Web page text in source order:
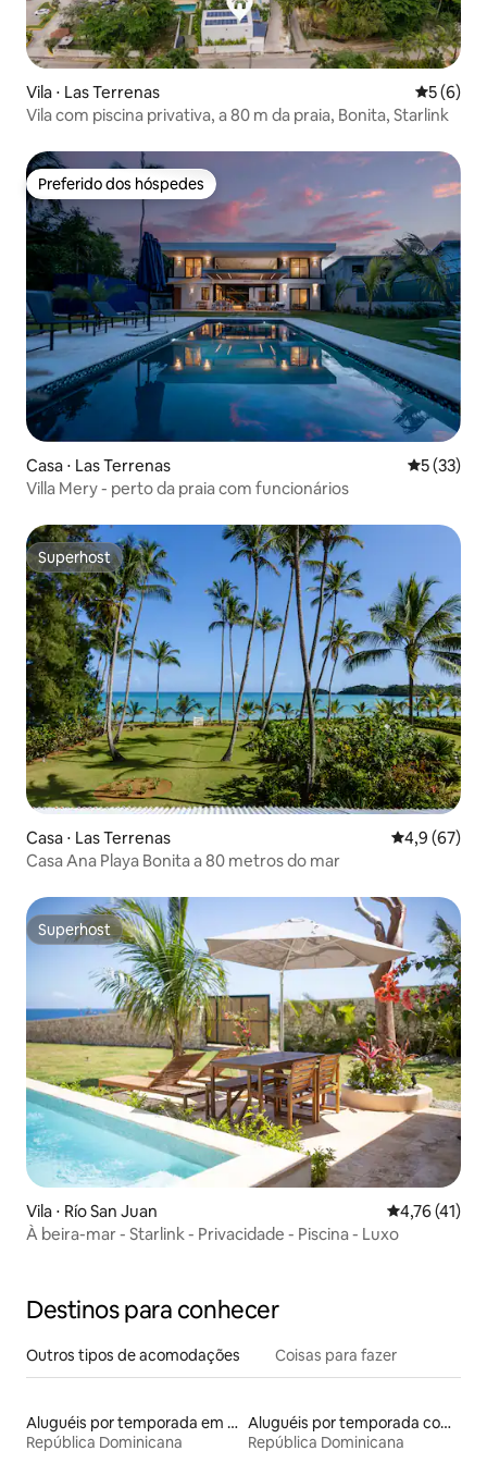
Vila ⋅ Las Terrenas 5 de
5 (6)
Vila com piscina privativa, a 80 m da praia, Bonita, Starlink
Preferido dos hóspedes
Preferido dos hóspedes
Casa ⋅ Las Terrenas 5 de uma
5 (33)
Villa Mery - perto da praia com funcionários
Superhost
Superhost
Casa ⋅ Las Terrenas 4,9 de uma
4,9 (67)
Casa Ana Playa Bonita a 80 metros do mar
Superhost
Superhost
Vila ⋅ Río San Juan 4,76 de uma
4,76 (41)
À beira-mar - Starlink - Privacidade - Piscina - Luxo
Destinos para conhecer
Outros tipos de acomodações Coisas para fazer
Aluguéis por temporada em hotéis-fazenda
República Dominicana
Aluguéis por temporada com banheiro para PCD
República Dominicana